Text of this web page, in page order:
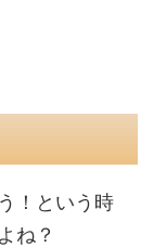
！という時
ね？